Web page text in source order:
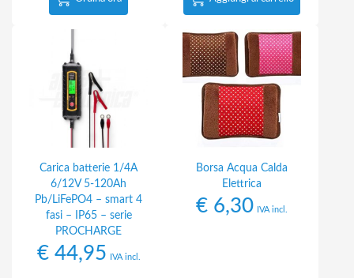
Carica batterie 1/4A
6/12V 5-120Ah
Pb/LiFePO4 – smart 4
fasi – IP65 – serie
PROCHARGE
€44,95 IVA incl.
Borsa Acqua Calda
Elettrica
€ 6,30 IVA incl.